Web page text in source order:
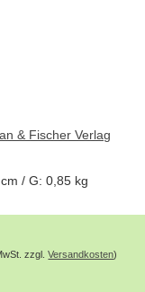
& Fischer Verlag
cm / G:0,85 kg
zzgl.Versandkosten)